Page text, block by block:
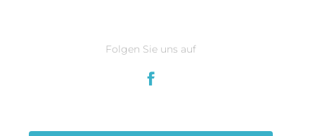
Folgen Sie uns auf